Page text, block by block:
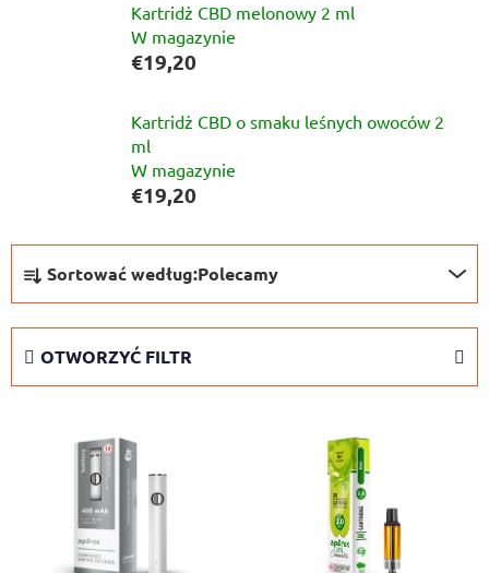
Kartridż CBD melonowy 2 ml
W magazynie
€19,20
Kartridż CBD o smaku leśnych owoców 2
ml
W magazynie
€19,20
o
r
Sortować według:Polecamy
OTWORZYĆ FILTR